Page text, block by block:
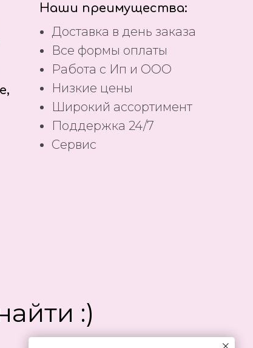
Наши преимущества:
Доставка в день заказа
Все формы оплаты
Работа с Ип и ООО
Низкие цены
Широкий ассортимент
Поддержка 24/7
Сервис
:)